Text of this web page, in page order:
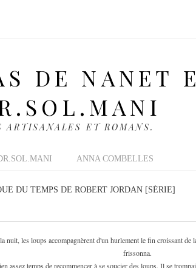
DE NANET
ARTISANALES ET ROMANS.
ANNA COMBELLES
DU TEMPS DE ROBERT JORDAN [SÉRIE]
nuit, les loups accompagnèrent d'un hurlement le fin croissant
frissonna.
assez temps de recommencer à se soucier des loups. Il se